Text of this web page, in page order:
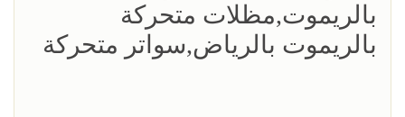
بالريموت,مظلات متحركة
بالريموت بالرياض,سواتر متحركة